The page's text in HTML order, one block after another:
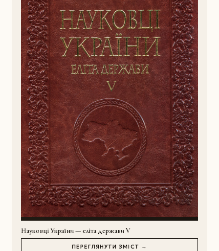
Науковці України — еліта держави V
ПЕРЕГЛЯНУТИ ЗМІСТ →